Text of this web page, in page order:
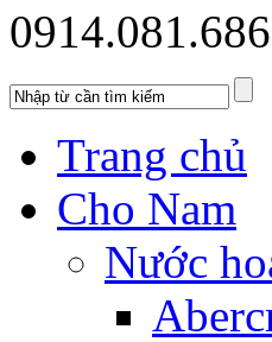
0914.081.686
Trang chủ
Cho Nam
Nước